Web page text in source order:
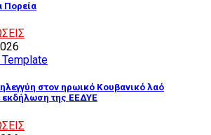
Πορεία
στον ηρωικό Κουβανικό λαό
εκδήλωση της ΕΕΔΥΕ